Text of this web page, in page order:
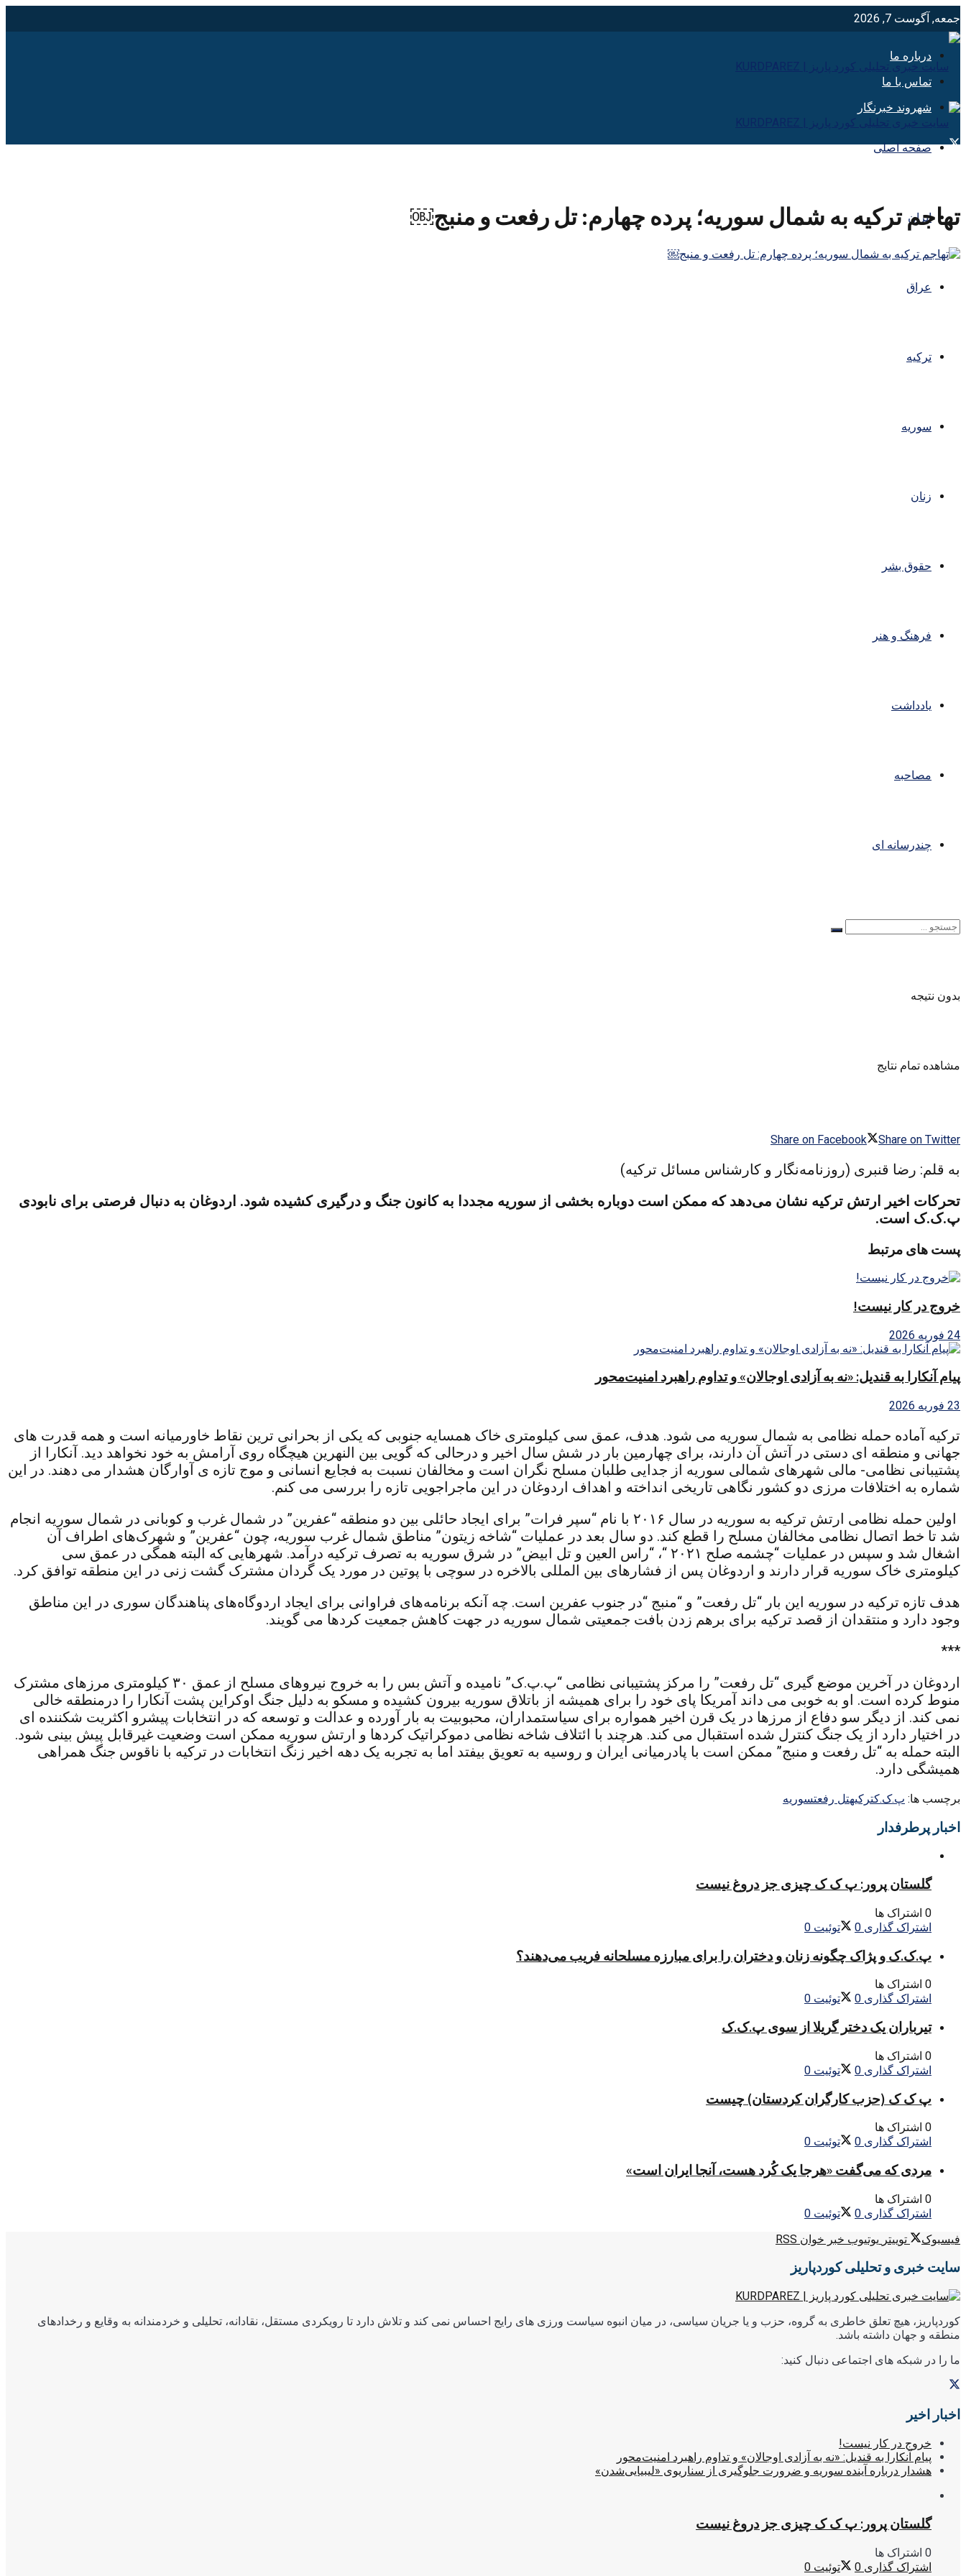
جمعه, آگوست 7, 2026
درباره ما
تماس با ما
شهروند خبرنگار
صفحه اصلی
ایران
عراق
ترکیه
سوریه
زنان
حقوق بشر
فرهنگ و هنر
یادداشت
مصاحبه
چندرسانه ای
بدون نتیجه
مشاهده تمام نتایج
تهاجم ترکیه به شمال سوریه؛ پرده چهارم: تل رفعت و منبج￼
Share on Facebook Share on Twitter
به قلم: رضا قنبری (روزنامه‌نگار و کارشناس مسائل ترکیه)
تحرکات اخیر ارتش ترکیه نشان می‌دهد که ممکن است دوباره بخشی از سوریه مجددا به کانون جنگ و درگیری کشیده شود. اردوغان به دنبال فرصتی برای نابودی
پ.ک.ک است.
پست های مرتبط
خروج در کار نیست!
24 فوریه 2026
پیام آنکارا به قندیل: «نه به آزادی اوجالان» و تداوم راهبرد امنیت‌محور
23 فوریه 2026
ترکیه آماده حمله نظامی به شمال سوریه می شود. هدف، عمق سی کیلومتری خاک همسایه جنوبی که یکی از بحرانی ترین نقاط خاورمیانه است و همه قدرت های
جهانی و منطقه ای دستی در آتش آن دارند، برای چهارمین بار در شش سال اخیر و درحالی که گویی بین النهرین هیچگاه روی آرامش به خود نخواهد دید. آنکارا از
پشتیبانی نظامی- مالی شهرهای شمالی سوریه از جدایی طلبان مسلح نگران است و مخالفان نسبت به فجایع انسانی و موج تازه ی آوارگان هشدار می دهند. در این
شماره به اختلافات مرزی دو کشور نگاهی تاریخی انداخته و اهداف اردوغان در این ماجراجویی تازه را بررسی می کنم.
اولین حمله نظامی ارتش ترکیه به سوریه در سال ۲۰۱۶ با نام “سپر فرات” برای ایجاد حائلی بین دو منطقه “عفرین” در شمال غرب و کوبانی در شمال سوریه انجام
شد تا خط اتصال نظامی مخالفان مسلح را قطع کند. دو سال بعد در عملیات “شاخه زیتون” مناطق شمال غرب سوریه، چون “عفرین” و شهرک‌های اطراف آن
اشغال شد و سپس در عملیات “چشمه صلح ۲۰۲۱ “، “راس العین و تل ابیض” در شرق سوریه به تصرف ترکیه درآمد. شهر‌هایی که البته همگی در عمق سی
کیلومتری خاک سوریه قرار دارند و اردوغان پس از فشار‌های بین المللی بالاخره در سوچی با پوتین در مورد یک گردان مشترک گشت زنی در این منطقه توافق کرد.
هدف تازه ترکیه در سوریه این بار “تل رفعت” و “منبج “در جنوب عفرین است. چه آنکه برنامه‌های فراوانی برای ایجاد اردوگاه‌های پناهندگان سوری در این مناطق
وجود دارد و منتقدان از قصد ترکیه برای برهم زدن بافت جمعیتی شمال سوریه در جهت کاهش جمعیت کردها می گویند.
***
اردوغان در آخرین موضع گیری “تل رفعت” را مرکز پشتیبانی نظامی “پ.پ.ک” نامیده و آتش بس را به خروج نیروهای مسلح از عمق ۳۰ کیلومتری مرزهای مشترک
منوط کرده است. او به خوبی می داند آمریکا پای خود را برای همیشه از باتلاق سوریه بیرون کشیده و مسکو به دلیل جنگ اوکراین پشت آنکارا را درمنطقه خالی
نمی کند. از دیگر سو دفاع از مرزها در یک قرن اخیر همواره برای سیاستمداران، محبوبیت به بار آورده و عدالت و توسعه که در انتخابات پیشرو اکثریت شکننده ای
در اختیار دارد از یک جنگ کنترل شده استقبال می کند. هرچند با ائتلاف شاخه نظامی دموکراتیک کردها و ارتش سوریه ممکن است وضعیت غیرقابل پیش بینی شود.
البته حمله به “تل رفعت و منبج” ممکن است با پادرمیانی ایران و روسیه به تعویق بیفتد اما به تجربه یک دهه اخیر زنگ انتخابات در ترکیه با ناقوس جنگ همراهی
همیشگی دارد.
برچسب ها: پ.ک.کترکیهتل رفعتسوریه
اخبار پرطرفدار
گلستان پرور: پ ک ک چیزی جز دروغ نیست
0 اشتراک ها
اشتراک گذاری 0 توئیت 0
پ.ک.ک و پژاک چگونه زنان و دختران را برای مبارزه مسلحانه فریب می‌دهند؟
0 اشتراک ها
اشتراک گذاری 0 توئیت 0
تیرباران یک دختر گریلا از سوی پ.ک.ک
0 اشتراک ها
اشتراک گذاری 0 توئیت 0
پ ک ک (حزب کارگران کردستان) چیست
0 اشتراک ها
اشتراک گذاری 0 توئیت 0
مردی که می‌گفت «هرجا یک کُرد هست، آنجا ایران است»
0 اشتراک ها
اشتراک گذاری 0 توئیت 0
فیسبوک
توییتر یوتیوب خبر خوان RSS
سایت خبری و تحلیلی کوردپاریز
کوردپاریز، هیچ تعلق خاطری به گروه، حزب و یا جریان سیاسی، در میان انبوه سیاست ورزی های رایج احساس نمی کند و تلاش دارد تا رویکردی مستقل، نقادانه، تحلیلی و خردمندانه به وقایع و رخدادهای
منطقه و جهان داشته باشد.
ما را در شبکه های اجتماعی دنبال کنید:
اخبار اخیر
خروج در کار نیست!
پیام آنکارا به قندیل: «نه به آزادی اوجالان» و تداوم راهبرد امنیت‌محور
هشدار درباره آینده سوریه و ضرورت جلوگیری از سناریوی «لیبیایی‌شدن»
گلستان پرور: پ ک ک چیزی جز دروغ نیست
0 اشتراک ها
اشتراک گذاری 0 توئیت 0